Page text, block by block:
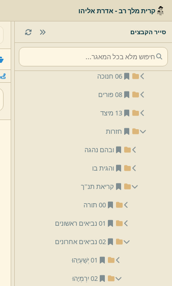
קרית מלך רב - אדרת אליהו
סייר הקבצים
03 שבועות
05 אלול ומועדי תשרי
06 חנוכה
08 פורים
13 מיצד
חזרות
ובהם נהגה
והגית בו
קריאת תנ''ך
00 תורה
01 נביאים ראשונים
02 נביאים אחרונים
01 יְשַׁעְיָהוּ
02 יִרְמְיָהוּ